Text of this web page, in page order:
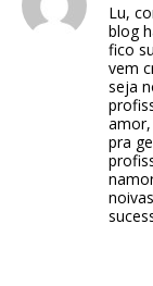
Lu,
blog
fico
vem
seja
amor,
pra